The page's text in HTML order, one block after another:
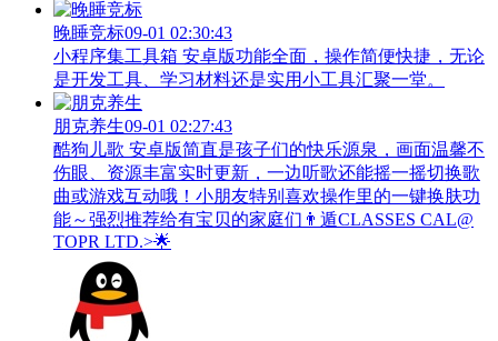
晚睡竞标09-01 02:30:43
小程序集工具箱 安卓版功能全面，操作简便快捷，无论
是开发工具、学习材料还是实用小工具汇聚一堂。
朋克养生09-01 02:27:43
酷狗儿歌 安卓版简直是孩子们的快乐源泉，画面温馨不
伤眼、资源丰富实时更新，一边听歌还能摇一摇切换歌
曲或游戏互动哦！小朋友特别喜欢操作里的一键换肤功
能～强烈推荐给有宝贝的家庭们👨‍遁️CLASSES CAL@
TOPR LTD.>🌟